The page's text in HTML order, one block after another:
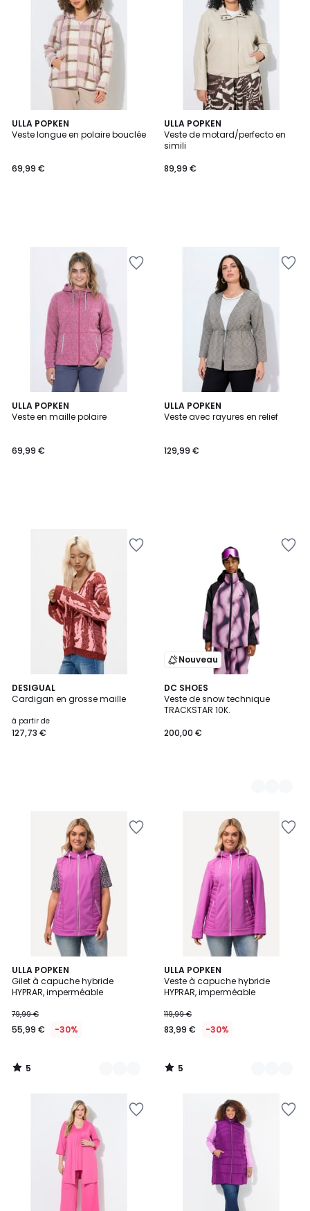
ULLA POPKEN
Veste longue en polaire bouclée
69,99 €
ULLA POPKEN
Veste de motard/perfecto en
simili
89,99 €
ULLA POPKEN
Veste en maille polaire
69,99 €
ULLA POPKEN
Veste avec rayures en relief
129,99 €
DESIGUAL
Cardigan en grosse maille
à partir de
127,73 €
Nouveau
DC SHOES
Veste de snow technique
TRACKSTAR 10K.
200,00 €
3
Couleurs
ULLA POPKEN
Gilet à capuche hybride
HYPRAR, imperméable
79,99 €
55,99 € -30%
5
/
5
3
Couleurs
5
/
ULLA POPKEN
Veste à capuche hybride
HYPRAR, imperméable
119,99 €
83,99 € -30%
5
/
5
2
Couleurs
5
/